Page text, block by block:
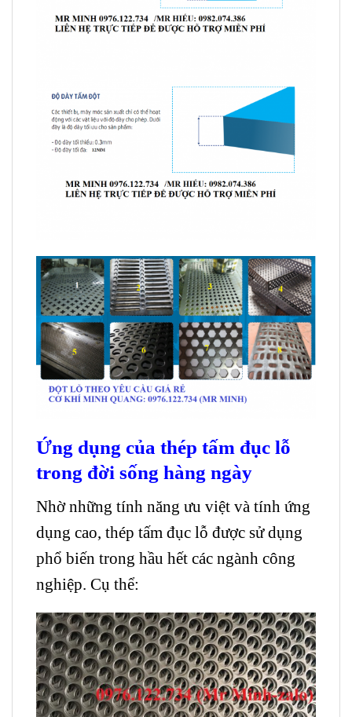
Ứng dụng của thép tấm đục lỗ
trong đời sống hàng ngày
Nhờ những tính năng ưu việt và tính ứng
dụng cao, thép tấm đục lỗ được sử dụng
phổ biến trong hầu hết các ngành công
nghiệp. Cụ thể: